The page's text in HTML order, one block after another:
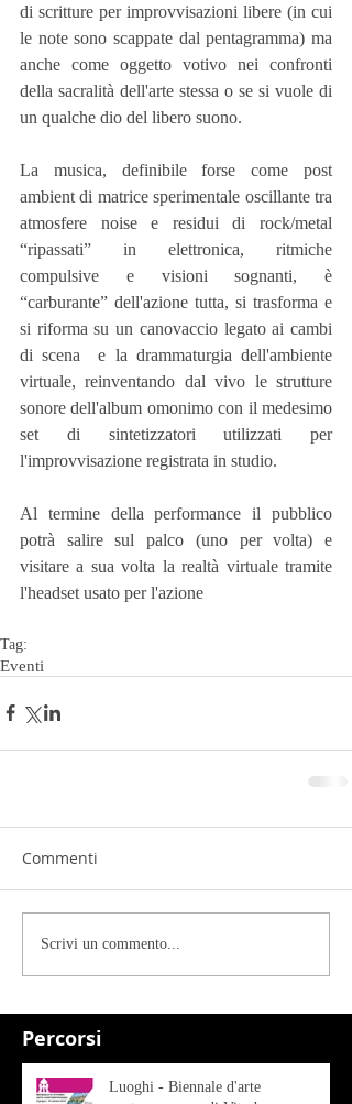
Percorsi
di scritture per improvvisazioni libere (in cui
le note sono scappate dal pentagramma) ma
anche come oggetto votivo nei confronti
della sacralità dell'arte stessa o se si vuole di
un qualche dio del libero suono.
La musica, definibile forse come post
ambient di matrice sperimentale oscillante tra
atmosfere noise e residui di rock/metal
“ripassati” in elettronica, ritmiche
compulsive e visioni sognanti, è
“carburante” dell'azione tutta, si trasforma e
si riforma su un canovaccio legato ai cambi
di scena  e la drammaturgia dell'ambiente
virtuale, reinventando dal vivo le strutture
sonore dell'album omonimo con il medesimo
set di sintetizzatori utilizzati per
l'improvvisazione registrata in studio.
Al termine della performance il pubblico
potrà salire sul palco (uno per volta) e
visitare a sua volta la realtà virtuale tramite
l'headset usato per l'azione
Tag:
Eventi
Commenti
Scrivi un commento...
Luoghi - Biennale d'arte